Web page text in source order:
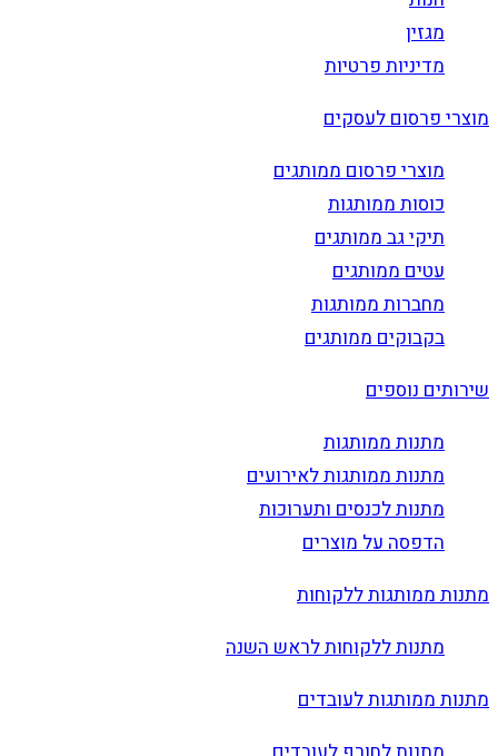
מגזין
מדיניות פרטיות
מוצרי פרסום לעסקים
מוצרי פרסום ממותגים
כוסות ממותגות
תיקי גב ממותגים
עטים ממותגים
מחברות ממותגות
בקבוקים ממותגים
שירותים נוספים
מתנות ממותגות
מתנות ממותגות לאירועים
מתנות לכנסים ותערוכות
הדפסה על מוצרים
מתנות ממותגות ללקוחות
מתנות ללקוחות לראש השנה
מתנות ממותגות לעובדים